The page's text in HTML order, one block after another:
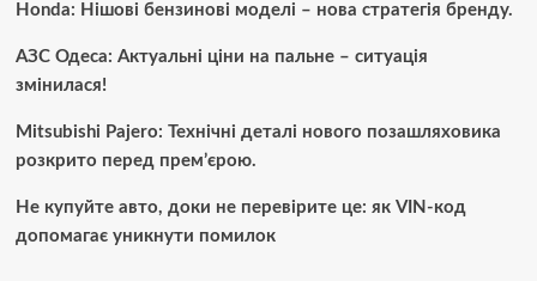
Honda: Нішові бензинові моделі – нова стратегія бренду.
АЗС Одеса: Актуальні ціни на пальне – ситуація
змінилася!
Mitsubishi Pajero: Технічні деталі нового позашляховика
розкрито перед прем’єрою.
Не купуйте авто, доки не перевірите це: як VIN-код
допомагає уникнути помилок